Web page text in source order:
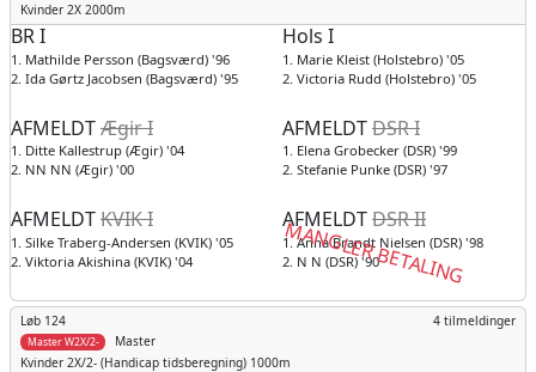
Kvinder 2X 2000m
BR I
1. Mathilde Persson (Bagsværd) '96
2. Ida Gørtz Jacobsen (Bagsværd) '95
Hols I
1. Marie Kleist (Holstebro) '05
2. Victoria Rudd (Holstebro) '05
AFMELDTÆgir I
1. Ditte Kallestrup (Ægir) '04
2. NN NN (Ægir) '00
AFMELDTDSR I
1. Elena Grobecker (DSR) '99
2. Stefanie Punke (DSR) '97
AFMELDTKVIK I
1. Silke Traberg-Andersen (KVIK) '05
2. Viktoria Akishina (KVIK) '04
AFMELDTDSR II
MANGLER BETALING
1. Anna Brandt Nielsen (DSR) '98
2. N N (DSR) '90
Løb 124
Master
4 tilmeldinger
Master W2X/2-
Kvinder 2X/2- (Handicap tidsberegning) 1000m